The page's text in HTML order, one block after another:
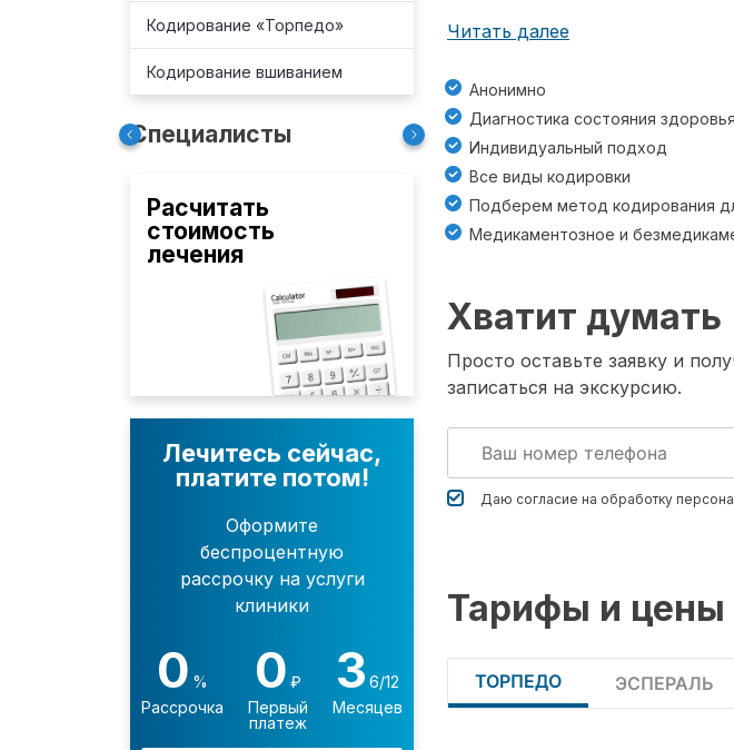
Кодирование «Торпедо»
Кодирование вшиванием
Специалисты
Расчитать
стоимость
лечения
Лечитесь сейчас,
платите потом!
Оформите
беспроцентную
рассрочку на услуги
клиники
0 %
Рассрочка
0 ₽
Первый
платеж
3 6/12
Месяцев
Читать далее
Анонимно
Диагностика состояния здоровья
Индивидуальный подход
Все виды кодировки
Подберем метод кодирования
Медикаментозное и
Хватит думать
Просто оставьте заявку и
записаться на экскурсию.
Даю согласие на обработку
Тарифы и
ТОРПЕДО ЭСПЕРАЛЬ